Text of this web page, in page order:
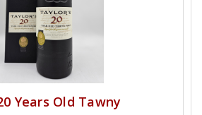
Years Old Tawny